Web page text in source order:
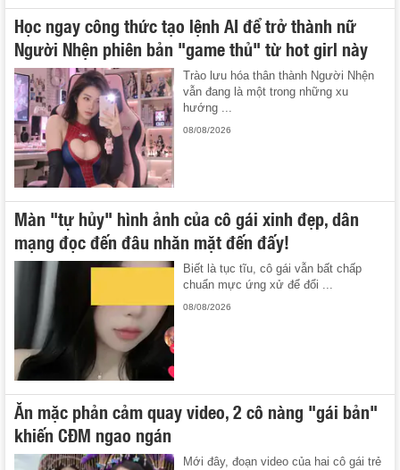
Học ngay công thức tạo lệnh AI để trở thành nữ
Người Nhện phiên bản "game thủ" từ hot girl này
Trào lưu hóa thân thành Người Nhện
vẫn đang là một trong những xu
hướng ...
08/08/2026
Màn "tự hủy" hình ảnh của cô gái xinh đẹp, dân
mạng đọc đến đâu nhăn mặt đến đấy!
Biết là tục tĩu, cô gái vẫn bất chấp
chuẩn mực ứng xử để đổi ...
08/08/2026
Ăn mặc phản cảm quay video, 2 cô nàng "gái bản"
khiến CĐM ngao ngán
Mới đây, đoạn video của hai cô gái trẻ